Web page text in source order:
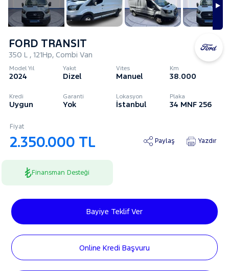
FORD TRANSIT
350 L , 121Hp, Combi Van
Model Yıl
2024
Yakıt
Dizel
Vites
Manuel
Km
38.000
Kredi
Uygun
Garanti
Yok
Lokasyon
İstanbul
Plaka
34 MNF 256
Fiyat
2.350.000 TL Paylaş Yazdır
Finansman Desteği
Bayiye Teklif Ver
Online Kredi Başvuru